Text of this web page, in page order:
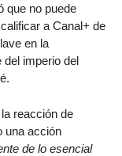
que no puede
a Canal+ de
en la
del imperio del
reacción de
una acción
de lo esencial